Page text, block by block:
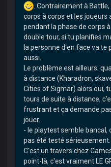
. Contrairement à
corps à corps et les
pendant la phase de corps
double tour, si tu planifies
la personne d'en face va te
aussi.
Le problème est ailleurs:
à distance (Kharadron,
Cities of Sigmar) alors oui,
tours de suite à distance,
frustrant et ça demande
jouer.
- le playtest semble bancal,
pas été testé
C'est un travers chez
point-là, c'est vraiment LE